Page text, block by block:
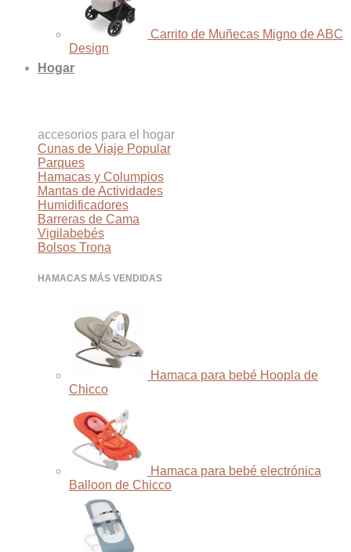
Carrito de Muñecas Migno de ABC
Design
Hogar
accesorios para el hogar
Cunas de Viaje
Parques
Hamacas y Columpios
Mantas de Actividades
Humidificadores
Barreras de Cama
Vigilabebés
Bolsos Trona
HAMACAS MÁS VENDIDAS
Hamaca para bebé Hoopla de
Chicco
Hamaca para bebé electrónica
Balloon de Chicco